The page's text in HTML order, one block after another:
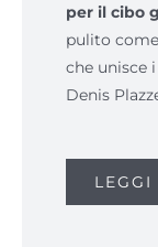
per il cibo
pulito
che unisce
Denis
LEGGI